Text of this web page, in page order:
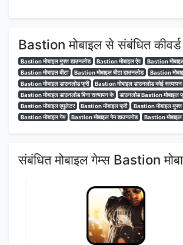
Bastion मोबाइल से संबंधित कीवर्ड
Bastion मोबाइल मुफ्त डाउनलोड Bastion मोबाइल ऐप
Bastion
Bastion मोबाइल बीटा
Bastion मोबाइल बीटा डाउनलोड
Bastion
Bastion मोबाइल डाउनलोड फ्री
Bastion मोबाइल डाउनलोड कोई सत्यापन
Bastion मोबाइल डाउनलोड बिना सत्यापन के
डाउनलोड Bastion मोबाइल
Bastion मोबाइल एमुलेटर
Bastion मोबाइल फ्री
Bastion मोबाइल मुफ्त
Bastion मोबाइल गेम
Bastion मोबाइल गेम डाउनलोड Bastion मोबाइल
संबंधित मोबाइल गेम्स Bastion